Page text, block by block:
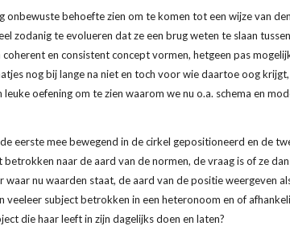
behoefte zien om te komen tot een wijze van
zodanig te evolueren dat ze een brug weten te slaan
en consistent concept vormen, hetgeen pas
nog bij lange na niet en toch voor wie daartoe oog
oefening om te zien waarom we nu o.a. schema en
eerste mee bewegend in de cirkel gepositioneerd en de
naar de aard van de normen, de vraag is of ze
nu waarden staat, de aard van de positie weergeven
subject betrokken in een heteronoom en of
die haar leeft in zijn dagelijks doen en laten?